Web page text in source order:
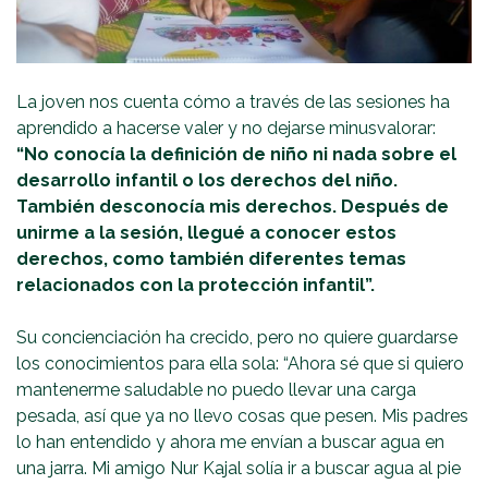
La joven nos cuenta cómo a través de las sesiones ha
aprendido a hacerse valer y no dejarse minusvalorar:
“No conocía la definición de niño ni nada sobre el
desarrollo infantil o los derechos del niño.
También desconocía mis derechos. Después de
unirme a la sesión, llegué a conocer estos
derechos, como también diferentes temas
relacionados con la protección infantil”.
Su concienciación ha crecido, pero no quiere guardarse
los conocimientos para ella sola: “Ahora sé que si quiero
mantenerme saludable no puedo llevar una carga
pesada, así que ya no llevo cosas que pesen. Mis padres
lo han entendido y ahora me envían a buscar agua en
una jarra. Mi amigo Nur Kajal solía ir a buscar agua al pie